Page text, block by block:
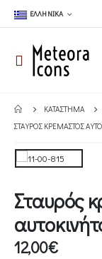
ΕΛΛΗΝΙΚΆ
ΚΑΤΆΣΤΗΜΑ
ΣΤΑΥΡΌΣ ΚΡΕΜΑΣΤΌΣ
Σταυρός
12,00€